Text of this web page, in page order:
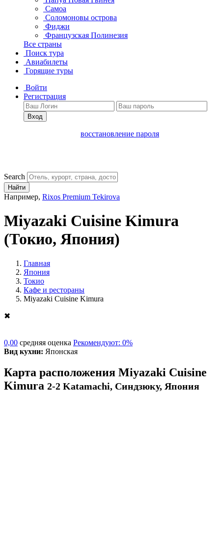
Самоа
Соломоновы острова
Фиджи
Французская Полинезия
Все страны
Поиск тура
Авиабилеты
Горящие туры
Войти
Регистрация
Вход
восстановление пароля
Search
Найти
Например, Rixos Premium Tekirova
Miyazaki Cuisine Kimura
(Токио, Япония)
Главная
Япония
Токио
Кафе и рестораны
Miyazaki Cuisine Kimura
✖
0,00 средняя оценка Рекомендуют: 0%
Вид кухни: Японская
Карта расположения Miyazaki Cuisine
Kimura 2-2 Katamachi, Синдзюку, Япония